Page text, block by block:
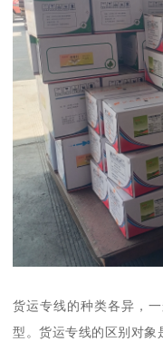
货运专线的种类各异，
型。货运专线的区别对象